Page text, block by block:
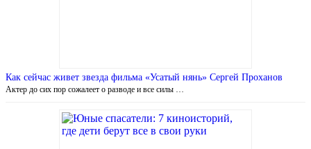
Как сейчас живет звезда фильма «Усатый нянь» Сергей Проханов
Актер до сих пор сожалеет о разводе и все силы …